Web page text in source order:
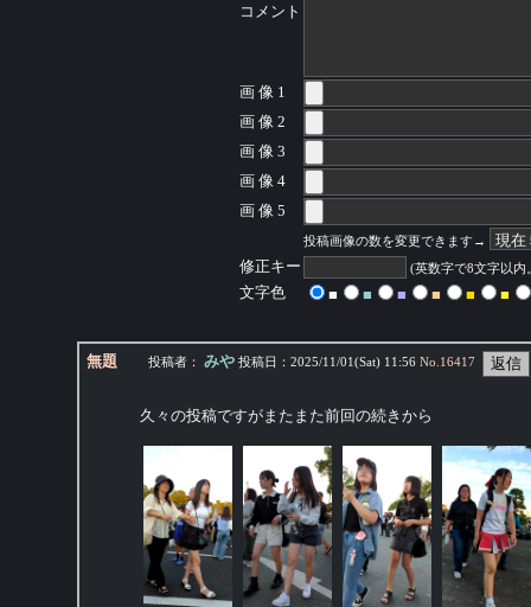
コメント
画 像 1
画 像 2
画 像 3
画 像 4
画 像 5
投稿画像の数を変更できます→
修正キー (英数字で8文字以内
文字色 ■ ■ ■ ■ ■ ■
無題 投稿者： みや 投稿日： 2025/11/01(Sat) 11:56 No. 16417
久々の投稿ですがまたまた前回の続きから